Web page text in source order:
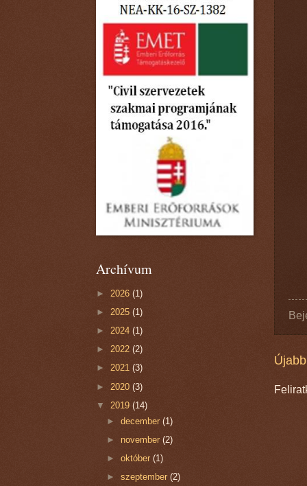
Archívum
► 2026 (1)
► 2025 (1)
► 2024 (1)
► 2022 (2)
► 2021 (3)
► 2020 (3)
▼ 2019 (14)
►december(1)
► november(2)
►október(1)
►szeptember(2)